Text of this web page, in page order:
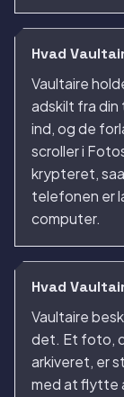
Hvad
Vaultaire
adskilt fra
ind, og de
scroller i
krypteret,
telefonen er
computer.
Hvad
Vaultaire
det. Et foto,
arkiveret, er
med at flytte